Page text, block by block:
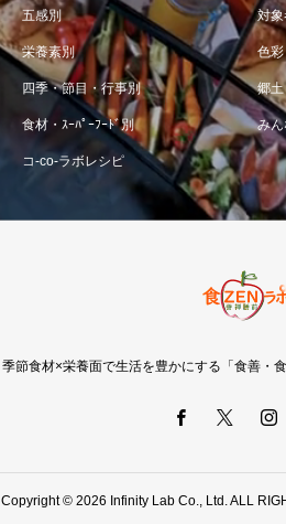
五感別 対象
栄養素別 色
四季・節目・行事別 郷
食材・ｽｰﾊﾟｰﾌｰﾄﾞ別 み
コ-co-ラボレシピ
季節食材×栄養面で生活を豊かにする「食善・
Copyright © 2026 Infinity Lab Co., Ltd. ALL